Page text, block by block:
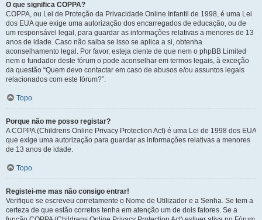
O que significa COPPA?
COPPA, ou Lei de Proteção da Privacidade Online Infantil de 1998, é uma Lei
dos EUA que exige uma autorização dos encarregados de educação, ou de
um responsável legal, para guardar as informações relativas a menores de 13
anos de idade. Caso não saiba se isso se aplica a si, obtenha
aconselhamento legal. Por favor, esteja ciente de que nem o phpBB Limited
nem o fundador deste fórum o pode aconselhar em termos legais, à exceção
da questão “Quem devo contactar em caso de abusos e/ou assuntos legais
relacionados com este fórum?”.
Topo
Porque não me posso registar?
A COPPA (Childrens Online Privacy Protection Act) é uma Lei de 1998 dos EUA
que exige uma autorização para guardar as informações relativas a menores
de 13 anos de idade.
Topo
Registei-me mas não consigo entrar!
Verifique se escreveu corretamente o Nome de Utilizador e a Senha. Se tem a
certeza de que estão corretos tenha em atenção um de dois fatores. Se a